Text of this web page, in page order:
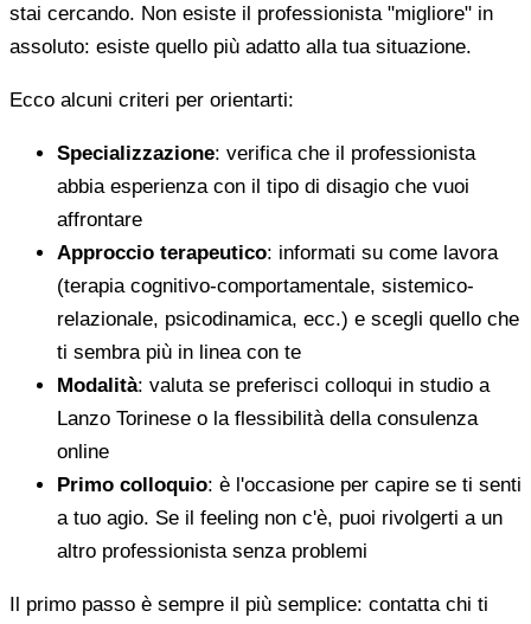
stai cercando. Non esiste il professionista "migliore" in
assoluto: esiste quello più adatto alla tua situazione.
Ecco alcuni criteri per orientarti:
Specializzazione: verifica che il professionista
abbia esperienza con il tipo di disagio che vuoi
affrontare
Approccio terapeutico: informati su come lavora
(terapia cognitivo-comportamentale, sistemico-
relazionale, psicodinamica, ecc.) e scegli quello che
ti sembra più in linea con te
Modalità: valuta se preferisci colloqui in studio a
Lanzo Torinese o la flessibilità della consulenza
online
Primo colloquio: è l'occasione per capire se ti senti
a tuo agio. Se il feeling non c'è, puoi rivolgerti a un
altro professionista senza problemi
Il primo passo è sempre il più semplice: contatta chi ti